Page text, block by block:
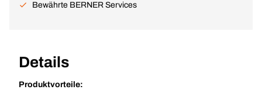
Bewährte BERNER Services
Details
Produktvorteile: